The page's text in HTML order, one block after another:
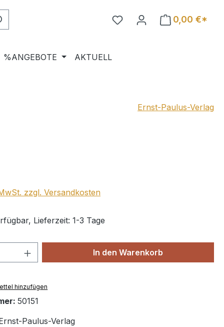
0,00 €*
%ANGEBOTE AKTUELL
Ernst-Paulus-Verlag
zzgl. Versandkosten
Lieferzeit: 1-3 Tage
Anzahl: Gib den gewünschten Wert
In den Warenkorb
hinzufügen
50151
Paulus-Verlag